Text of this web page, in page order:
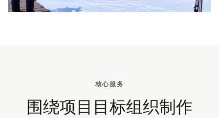
核心服务
围绕项目目标组织制作